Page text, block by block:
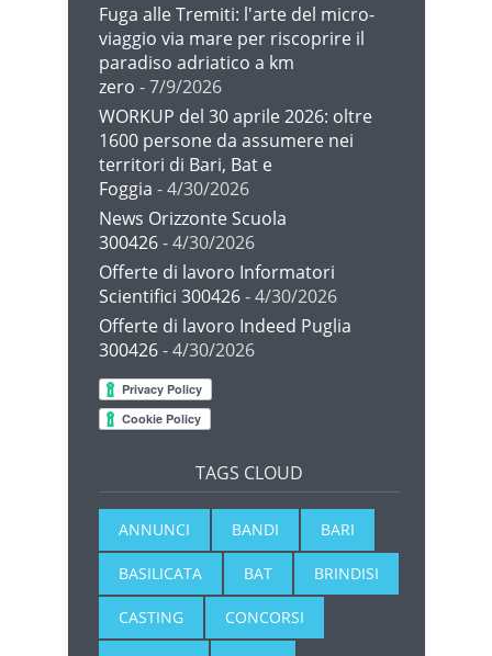
Fuga alle Tremiti: l'arte del micro-
viaggio via mare per riscoprire il
paradiso adriatico a km
zero - 7/9/2026
WORKUP del 30 aprile 2026: oltre
1600 persone da assumere nei
territori di Bari, Bat e
Foggia - 4/30/2026
News Orizzonte Scuola
300426- 4/30/2026
Offerte di lavoro Informatori
Scientifici 300426- 4/30/2026
Offerte di lavoro Indeed Puglia
300426- 4/30/2026
TAGS CLOUD
ANNUNCI BANDI BARI
BASILICATA BAT BRINDISI
CASTING CONCORSI